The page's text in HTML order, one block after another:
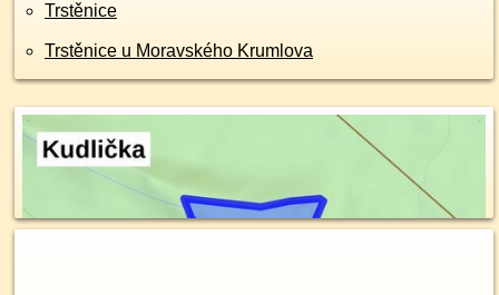
Trstěnice
Trstěnice u Moravského Krumlova